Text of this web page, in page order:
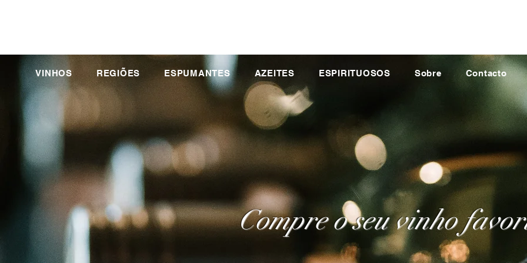
VINHOS REGIÕES ESPUMANTES AZEITES ESPIRITUOSOS Sobre Contacto
Compre o seu vinho